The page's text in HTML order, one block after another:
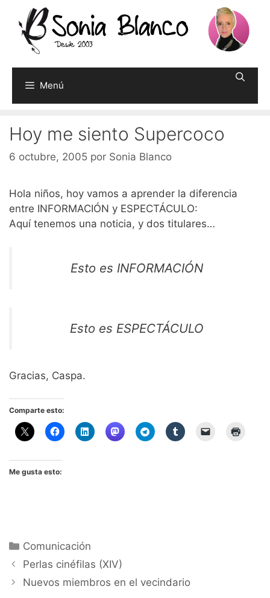
contenido
Menú
Hoy me siento Supercoco
6 octubre, 2005 por Sonia Blanco
Hola niños, hoy vamos a aprender la diferencia
entre INFORMACIÓN y ESPECTÁCULO:
Aquí tenemos una noticia, y dos titulares…
Esto es INFORMACIÓN
Esto es ESPECTÁCULO
Gracias, Caspa.
Comparte esto:
Me gusta esto:
Categorías
Comunicación
Perlas cinéfilas (XIV)
Nuevos miembros en el vecindario